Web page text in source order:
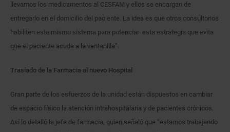
llevamos los medicamentos al CESFAM y ellos se encargan de
entregarlo en el domicilio del paciente. La idea es que otros consultorios
habiliten este mismo sistema para potenciar esta estrategia que evita
que el paciente acuda a la ventanilla”.
Traslado de la Farmacia al nuevo Hospital
Gran parte de los esfuerzos de la unidad están dispuestos en cambiar
de espacio físico la atención intrahospitalaria y de pacientes crónicos.
Así lo detalló la jefa de farmacia, quien señaló que “estamos trabajando